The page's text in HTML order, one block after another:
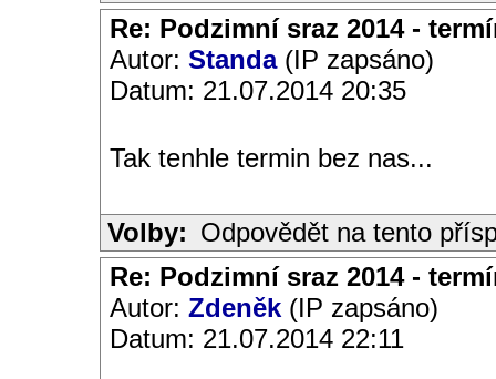
Re: Podzimní sraz 2014 -
Autor: Standa(IP zapsáno)
Datum: 21.07.2014 20:35
Tak tenhle termin bez nas...
Volby: Odpovědět na tento
Re: Podzimní sraz 2014 -
Autor: Zdeněk (IP zapsáno)
Datum: 21.07.2014 22:11